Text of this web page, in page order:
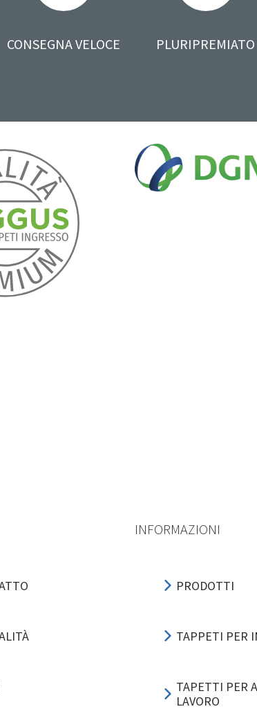
CONSEGNA VELOCE PLURIPREMIATO
INFORMAZIONI
PRODOTTI
TAPPETI PER
TAPETTI PER
LAVORO